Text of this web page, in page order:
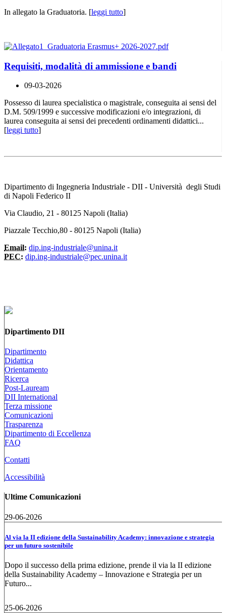
In allegato la Graduatoria. [leggi tutto]
Requisiti, modalità di ammissione e bandi
09-03-2026
Possesso di laurea specialistica o magistrale, conseguita ai sensi del
D.M. 509/1999 e successive modificazioni e/o integrazioni, di
laurea conseguita ai sensi dei precedenti ordinamenti didattici...
[leggi tutto]
Dipartimento di Ingegneria Industriale - DII - Università degli Studi
di Napoli Federico II
Via Claudio, 21 - 80125 Napoli (Italia)
Piazzale Tecchio,80 - 80125 Napoli (Italia)
Email: dip.ing-industriale@unina.it
PEC: dip.ing-industriale@pec.unina.it
Dipartimento DII
Dipartimento
Didattica
Orientamento
Ricerca
Post-Lauream
DII International
Terza missione
Comunicazioni
Trasparenza
Dipartimento di Eccellenza
FAQ
Contatti
Accessibilità
Ultime Comunicazioni
29-06-2026
Al via la II edizione della Sustainability Academy: innovazione e strategia
per un futuro sostenibile
Dopo il successo della prima edizione, prende il via la II edizione
della Sustainability Academy – Innovazione e Strategia per un
Futuro...
25-06-2026